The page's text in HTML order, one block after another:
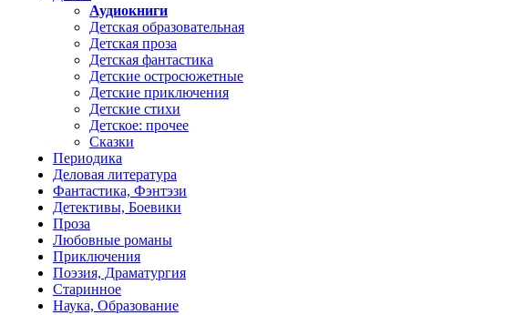
Аудиокниги
Детская образовательная
Детская проза
Детская фантастика
Детские остросюжетные
Детские приключения
Детские стихи
Детское: прочее
Сказки
Периодика
Деловая литература
Фантастика, Фэнтэзи
Детективы, Боевики
Проза
Любовные романы
Приключения
Поэзия, Драматургия
Старинное
Наука, Образование